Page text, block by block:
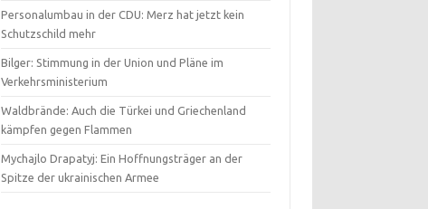
Personalumbau in der CDU: Merz hat jetzt kein
Schutzschild mehr
Bilger: Stimmung in der Union und Pläne im
Verkehrsministerium
Waldbrände: Auch die Türkei und Griechenland
kämpfen gegen Flammen
Mychajlo Drapatyj: Ein Hoffnungsträger an der
Spitze der ukrainischen Armee